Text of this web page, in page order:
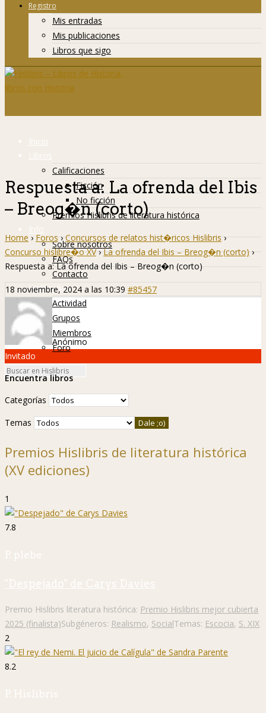
Registro
Mis entradas
Mis publicaciones
Libros que sigo
Inicio
Libros
Calificaciones
Ficción
No ficción
Premios Hislibris de literatura histórica
Info
Sobre nosotros
FAQs
Contacto
Hislibreños
Actividad
Grupos
Miembros
Foro
Respuesta a: La ofrenda del Ibis
– Breog�n (corto)
Home › Foros › Concursos de relatos hist�ricos Hislibris ›
Concurso hislibre�o XV › La ofrenda del Ibis – Breog�n (corto) ›
Respuesta a: La ofrenda del Ibis – Breog�n (corto)
18 noviembre, 2024 a las 10:39 #85457
Anónimo
Invitado
Encuentra libros
Categorías
Temas
Premios Hislibris de literatura histórica
(XV ediciones)
1
7.8
P. plebe
"Despejado" de Carys Davies
Premio Hislibris literatura histórica: Premio Hislibris mejor cubierta
2025 (finalista)Subgéneros: Realismo, SocialTemas: Escocia, S. XIX
2
8.2
P. Hislibris